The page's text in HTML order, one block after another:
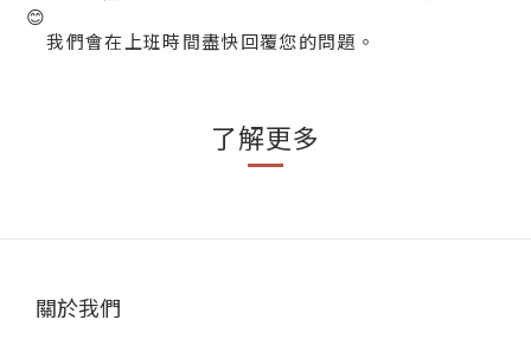
😊
我們會在上班時間盡快回覆您的問題。
了解更多
關於我們